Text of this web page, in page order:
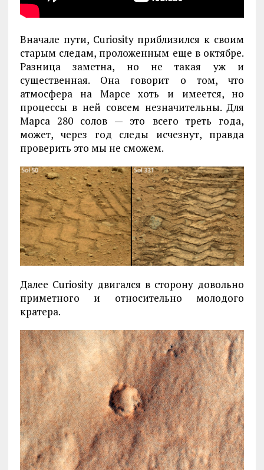
Вначале пути, Curiosity приблизился к своим
старым следам, проложенным еще в октябре.
Разница заметна, но не такая уж и
существенная. Она говорит о том, что
атмосфера на Марсе хоть и имеется, но
процессы в ней совсем незначительны. Для
Марса 280 солов — это всего треть года,
может, через год следы исчезнут, правда
проверить это мы не сможем.
Далее Curiosity двигался в сторону довольно
приметного и относительно молодого
кратера.